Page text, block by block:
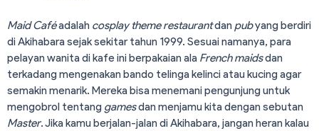
Maid Caféadalah cosplay theme restaurantdan pubyang berdiri
di Akihabara sejak sekitar tahun 1999. Sesuai namanya, para
pelayan wanita di kafe ini berpakaian ala French maidsdan
terkadang mengenakan bando telinga kelinci atau kucing agar
semakin menarik. Mereka bisa menemani pengunjung untuk
mengobrol tentang gamesdan menjamu kita dengan sebutan
Master. Jika kamu berjalan-jalan di Akihabara, jangan heran kalau